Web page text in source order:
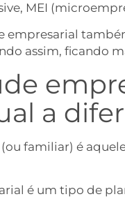
MEI
empresarial
assim, ficando
a
familiar) é
é um tipo de